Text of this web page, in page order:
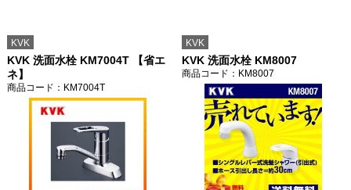
KVK
KVK 洗面水栓 KM7004T 【省エ
ネ】
商品コード ：KM7004T
KVK
KVK 洗面水栓 KM8007
商品コード ：KM8007